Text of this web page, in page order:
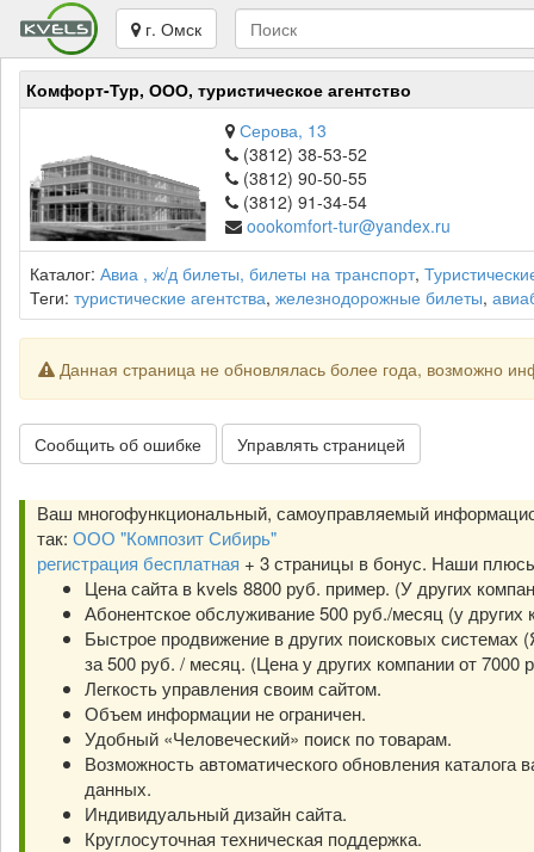
г. Омск
Комфорт-Тур, ООО, туристическое агентство
Серова, 13
(3812) 38-53-52
(3812) 90-50-55
(3812) 91-34-54
oookomfort-tur@yandex.ru
Каталог: Авиа , ж/д билеты, билеты на транспорт,
Теги: туристические агентства, железнодорожные билеты,
Данная страница не обновлялась более года, возможно
Сообщить об ошибке Управлять страницей
Ваш многофункциональный, самоуправляемый
так: ООО "Композит Сибирь"
регистрация бесплатная + 3 страницы в бонус. Наши
Цена сайта в kvels 8800 руб. пример. (У других
Абонентское обслуживание 500 руб./месяц (у других
Быстрое продвижение в других поисковых системах
за 500 руб. / месяц. (Цена у других компании от 7000
Легкость управления своим сайтом.
Объем информации не ограничен.
Удобный «Человеческий» поиск по товарам.
Возможность автоматического обновления каталога
данных.
Индивидуальный дизайн сайта.
Круглосуточная техническая поддержка.